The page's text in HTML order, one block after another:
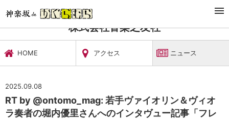
文化施設・ギャラリー
株式会社音楽之友社
HOME アクセス ニュース
2025.09.08
RT by @ontomo_mag: 若手ヴァイオリン＆ヴィオ
ラ奏者の堀内優里さんへのインタヴュー記事「フレ